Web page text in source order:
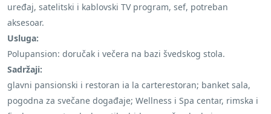
uređaj, satelitski i kablovski TV program, sef, potreban
aksesoar.
Usluga:
Polupansion: doručak i večera na bazi švedskog stola.
Sadržaji:
glavni pansionski i restoran ia la carterestoran; banket sala,
pogodna za svečane događaje; Wellness i Spa centar, rimska i